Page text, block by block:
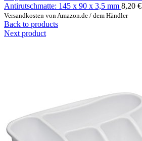
Antirutschmatte: 145 x 90 x 3,5 mm 8,20 €
Versandkosten von Amazon.de / dem Händler
Back to products
Next product